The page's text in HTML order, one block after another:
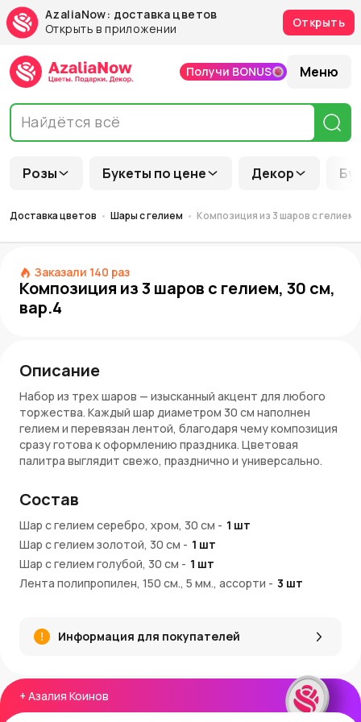
AzaliaNow: доставка цветов
Открыть в приложении
Открыть
Розы Букеты по цене Декор
Получи BONUS Меню
Доставка цветов Шары с гелием Композиция из 3 шаров с гелием,
Заказали 140 раз
Композиция из 3 шаров с гелием, 30 см,
вар.4
+ Азалия Коинов
Описание
Набор из трех шаров — изысканный акцент для любого
торжества. Каждый шар диаметром 30 см наполнен
гелием и перевязан лентой, благодаря чему композиция
сразу готова к оформлению праздника. Цветовая
палитра выглядит свежо, празднично и универсально.
легкость, золото подчеркивает торжественность,
серебро добавляет блеска
Шары диаметром 30 см — яркий элемент оформления
Наполнены гелием и перевязаны лентой — можно
праздников до стильных фотозон
Отлично сочетаются с другими декорациями
Вы можете купить набор шаров в интернет-магазине
AzaliaNow с доставкой по Москве и Московской области.
Состав
Шар с гелием серебро, хром, 30 см - 1 шт
Шар с гелием золотой, 30 см - 1 шт
Шар с гелием голубой, 30 см - 1 шт
Лента полипропилен, 150 см., 5 мм., ассорти - 3 шт
Информация для покупателей